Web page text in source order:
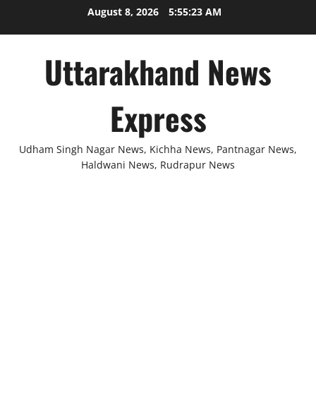
August 8, 2026 5:55:23 AM
Uttarakhand News
Express
Udham Singh Nagar News, Kichha News, Pantnagar News,
Haldwani News, Rudrapur News